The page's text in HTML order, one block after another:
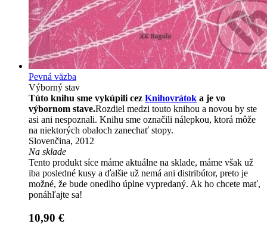
Pevná väzba
Výborný stav
Túto knihu sme vykúpili cez Knihovrátok a je vo
výbornom stave.Rozdiel medzi touto knihou a novou by ste
asi ani nespoznali. Knihu sme označili nálepkou, ktorá môže
na niektorých obaloch zanechať stopy.
Slovenčina, 2012
Na sklade
Tento produkt síce máme aktuálne na sklade, máme však už
iba posledné kusy a ďalšie už nemá ani distribútor, preto je
možné, že bude onedlho úplne vypredaný. Ak ho chcete mať,
ponáhľajte sa!
10,90 €